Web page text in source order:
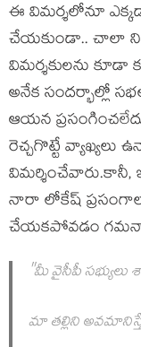
ఈ విమ‌ర్శ‌లోనూ
చేయ‌కుండా.. చాలా
విమ‌ర్శ‌కుల‌ను
అనేక సంద‌ర్భాల్లో
ఆయ‌న
రెచ్చ‌గొట్టే
విమ‌ర్శించేవారు.కానీ,
నారా లోకేష్
చేయ‌క‌పోవ‌డం
"మీ వైసీపీ
మా తల్లిని